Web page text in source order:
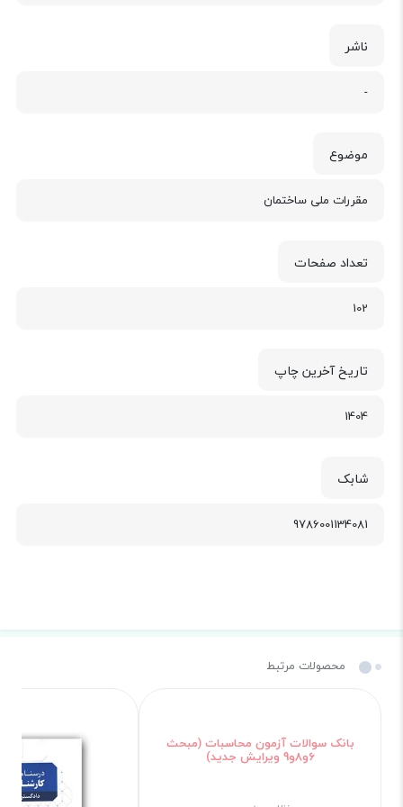
ناشر
-
موضوع
مقررات ملی ساختمان
تعداد صفحات
102
تاریخ آخرین چاپ
1404
شابک
9786001134081
محصولات مرتبط
بانک سوالات آزمون محاسبات (مبحث
6و8و9 ویرایش جدید)